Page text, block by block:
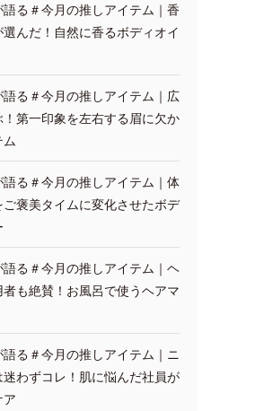
語る＃今月の推しアイテム｜香
んだ！自然に香るボディオイ
語る＃今月の推しアイテム｜広
第一印象を左右する眉に欠か
語る＃今月の推しアイテム｜体
褒美タイムに変化させたボデ
語る＃今月の推しアイテム｜ヘ
も絶賛！お風呂で使うヘアマ
る＃今月の推しアイテム｜ニ
わずコレ！肌に悩んだ社員が